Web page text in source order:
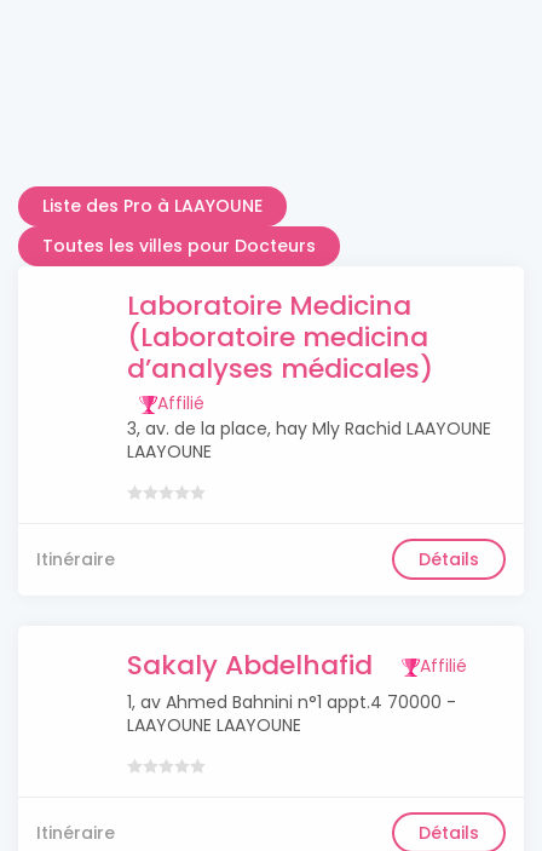
Liste des Pro à LAAYOUNE
Toutes les villes pour Docteurs
Laboratoire Medicina
(Laboratoire medicina
d’analyses médicales)
Affilié
3, av. de la place, hay Mly Rachid LAAYOUNE
LAAYOUNE
Itinéraire Détails
Sakaly Abdelhafid
Affilié
1, av Ahmed Bahnini n°1 appt.4 70000 -
LAAYOUNE LAAYOUNE
Itinéraire Détails